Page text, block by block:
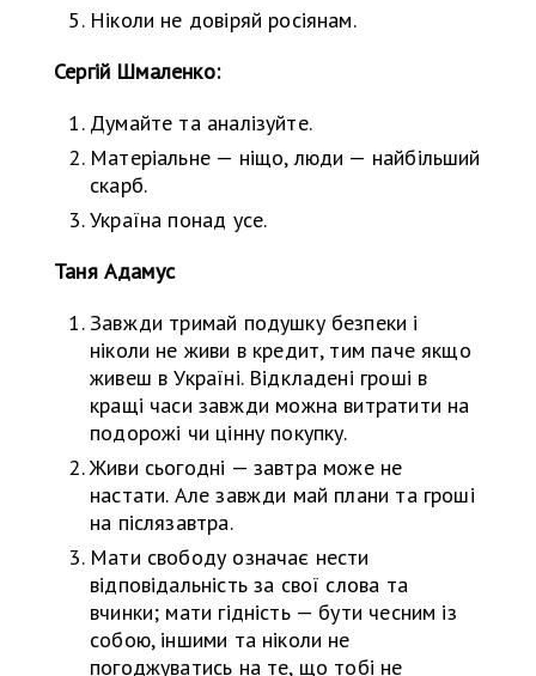
Ніколи не довіряй росіянам.
Сергій Шмаленко:
Думайте та аналізуйте.
Матеріальне — ніщо, люди — найбільший
скарб.
Україна понад усе.
Таня Адамус
Завжди тримай подушку безпеки і
ніколи не живи в кредит, тим паче якщо
живеш в Україні. Відкладені гроші в
кращі часи завжди можна витратити на
подорожі чи цінну покупку.
Живи сьогодні — завтра може не
настати. Але завжди май плани та гроші
на післязавтра.
Мати свободу означає нести
відповідальність за свої слова та
вчинки; мати гідність — бути чесним із
собою, іншими та ніколи не
погоджуватись на те, що тобі не